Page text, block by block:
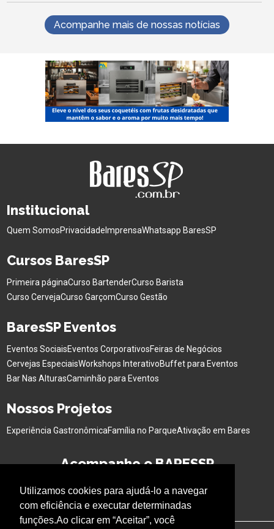
Utilizamos cookies para ajudá-lo a navegar
com eficiência e executar determinadas
funções.Ao clicar em “Aceitar”, você
Acompanhe mais de nossas notícias
Institucional
Quem SomosPrivacidade ImprensaWhatsapp BaresSP
Cursos BaresSP
Primeira páginaCurso BartenderCurso Barista
Curso CervejaCurso GarçomCurso Gestão
BaresSP Eventos
Eventos SociaisEventos CorporativosFeiras de Negócios
Cervejas EspeciaisWorkshops InterativoBuffet para Eventos
Bar Nas AlturasCaminhão para Eventos
Nossos Projetos
Experiência GastronômicaFamília no ParqueAtivação em Bares
Acompanhe o BARESSP